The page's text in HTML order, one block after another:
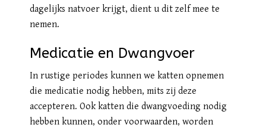
dagelijks natvoer krijgt, dient u dit zelf mee te
nemen.
Medicatie en Dwangvoer
In rustige periodes kunnen we katten opnemen
die medicatie nodig hebben, mits zij deze
accepteren. Ook katten die dwangvoeding nodig
hebben kunnen, onder voorwaarden, worden